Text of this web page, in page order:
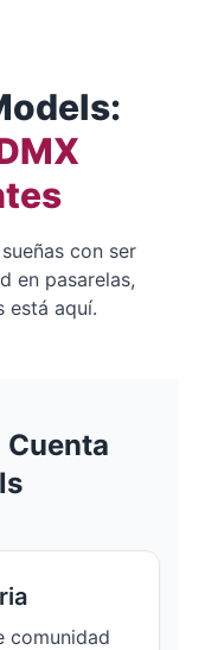
con ser
en pasarelas,
está aquí.
Cuenta
comunidad